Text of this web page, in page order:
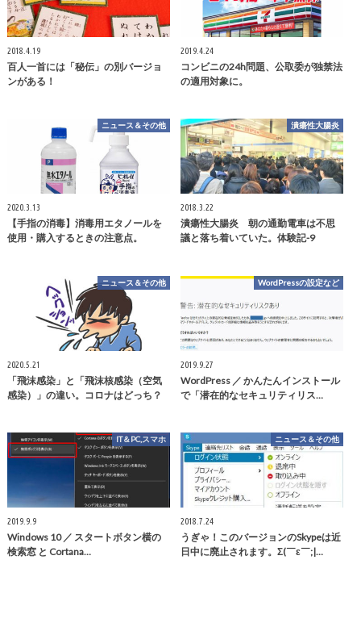
2018.4.19
百人一首には「秘伝」の別バージョ
ンがある！
2019.4.24
コンビニの24h問題、公取委が独禁法
の適用対象に。
ニュース＆その他
2020.3.13
【手指の消毒】消毒用エタノールを
使用・購入するときの注意点。
潰瘍性大腸炎
2018.3.22
潰瘍性大腸炎 朝の通勤電車は不思
議と落ち着いていた。体験記-9
ニュース＆その他
2020.5.21
「飛沫感染」と「飛沫核感染（空気
感染）」の違い。コロナはどっち？
WordPressの設定など
2019.9.27
WordPress ／ かんたんインストール
で「潜在的なセキュリティリス…
IT＆PC,スマホ
2019.9.9
Windows 10 ／ スタートボタン横の
検索窓 と Cortana…
ニュース＆その他
2018.7.24
うぎゃ！このバージョンのSkypeは近
日中に廃止されます。Σ(￣ε￣;|…